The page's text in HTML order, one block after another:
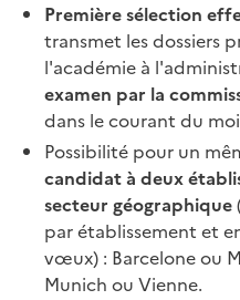
Première sélection
transmet les dossiers
l'académie à
examen par la
dans le courant du
Possibilité pour un
candidat à deux
secteur géographique
par établissement et
vœux) : Barcelone ou
Munich ou Vienne.